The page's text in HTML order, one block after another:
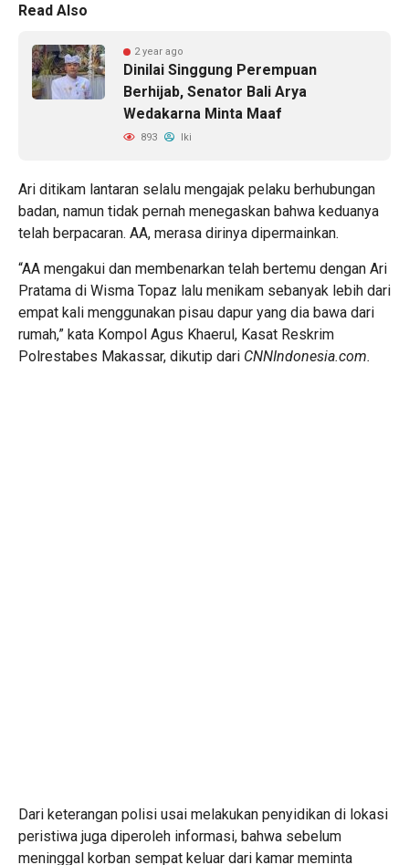
Read Also
2 year ago
Dinilai Singgung Perempuan
Berhijab, Senator Bali Arya
Wedakarna Minta Maaf
893 Iki
Ari ditikam lantaran selalu mengajak pelaku berhubungan
badan, namun tidak pernah menegaskan bahwa keduanya
telah berpacaran. AA, merasa dirinya dipermainkan.
“AA mengakui dan membenarkan telah bertemu dengan Ari
Pratama di Wisma Topaz lalu menikam sebanyak lebih dari
empat kali menggunakan pisau dapur yang dia bawa dari
rumah,” kata Kompol Agus Khaerul, Kasat Reskrim
Polrestabes Makassar, dikutip dari CNNIndonesia.com.
Dari keterangan polisi usai melakukan penyidikan di lokasi
peristiwa juga diperoleh informasi, bahwa sebelum
meninggal korban sempat keluar dari kamar meminta